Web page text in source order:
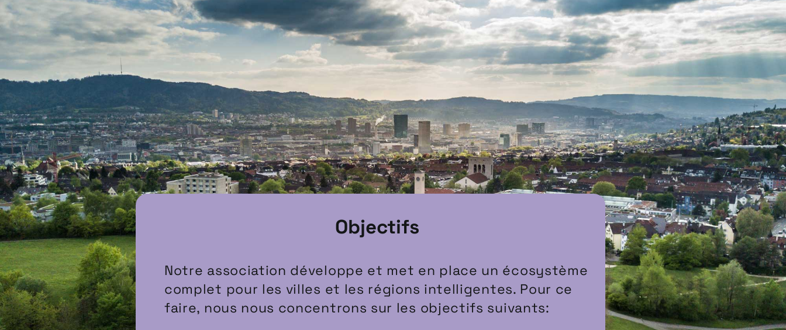
Objectifs
Notre association développe et met en place un écosystème
complet pour les villes et les régions intelligentes. Pour ce
faire, nous nous concentrons sur les objectifs suivants: